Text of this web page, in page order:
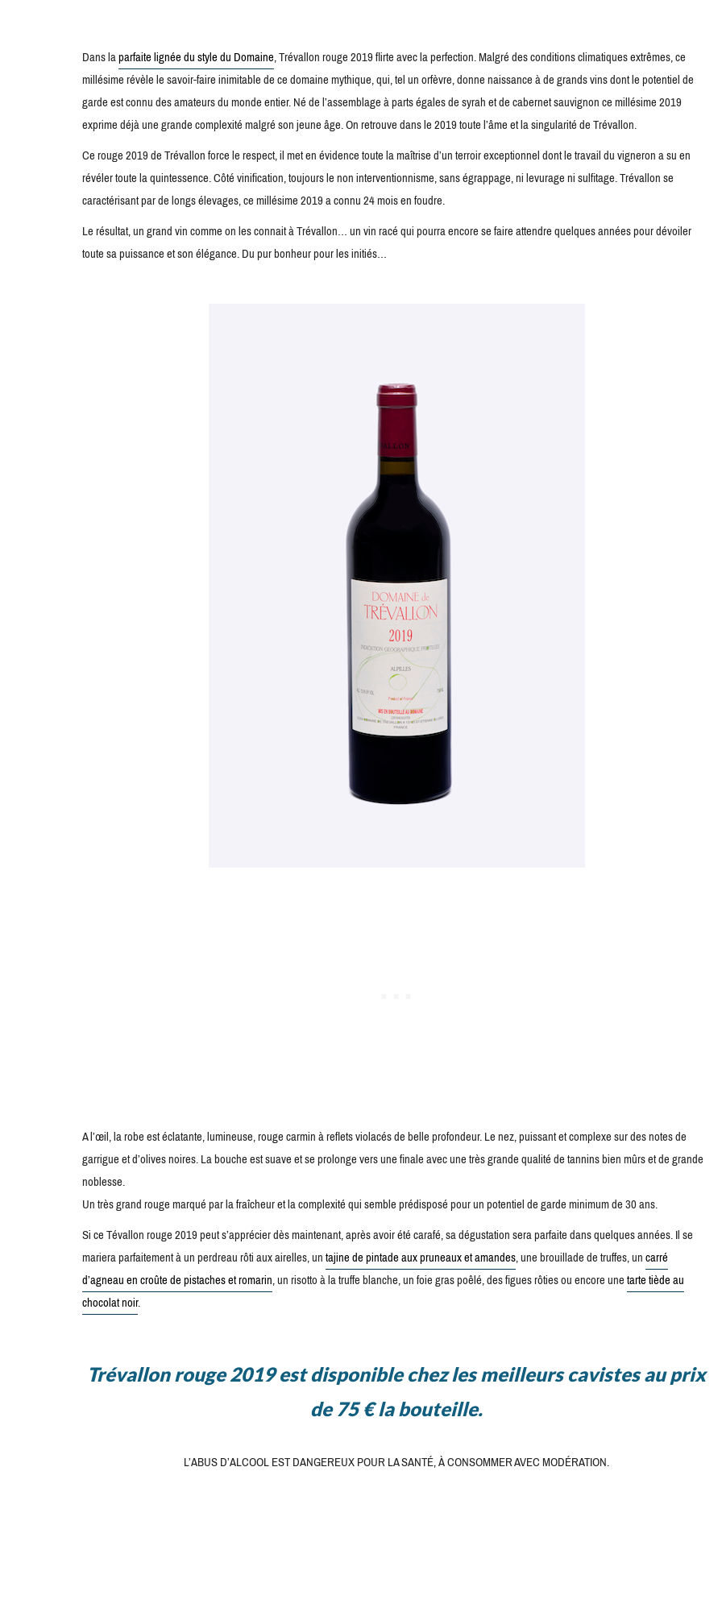
Dans laparfaite lignée du style du Domaine, Trévallon rouge 2019 flirte avec la perfection. Malgré des conditions climatiques extrêmes, ce
millésime révèle le savoir-faire inimitable de ce domaine mythique, qui, tel un orfèvre, donne naissance à de grands vins dont le potentiel de
garde est connu des amateurs du monde entier. Né de l’assemblage à parts égales de syrah et de cabernet sauvignon ce millésime 2019
exprime déjà une grande complexité malgré son jeune âge. On retrouve dans le 2019 toute l’âme et la singularité de Trévallon.
Ce rouge 2019 de Trévallon force le respect, il met en évidence toute la maîtrise d’un terroir exceptionnel dont le travail du vigneron a su en
révéler toute la quintessence. Côté vinification, toujours le non interventionnisme, sans égrappage, ni levurage ni sulfitage. Trévallon se
caractérisant par de longs élevages, ce millésime 2019 a connu 24 mois en foudre.
Le résultat, un grand vin comme on les connait à Trévallon… un vin racé qui pourra encore se faire attendre quelques années pour dévoiler
toute sa puissance et son élégance. Du pur bonheur pour les initiés…
A l’œil, la robe est éclatante, lumineuse, rouge carmin à reflets violacés de belle profondeur. Le nez, puissant et complexe sur des notes de
garrigue et d’olives noires. La bouche est suave et se prolonge vers une finale avec une très grande qualité de tannins bien mûrs et de grande
noblesse.
Un très grand rouge marqué par la fraîcheur et la complexité qui semble prédisposé pour un potentiel de garde minimum de 30 ans.
Si ce Tévallon rouge 2019 peut s’apprécier dès maintenant, après avoir été carafé, sa dégustation sera parfaite dans quelques années. Il se
mariera parfaitement à un perdreau rôti aux airelles, untajine de pintade aux pruneaux et amandes, une brouillade de truffes, uncarré
d’agneau en croûte de pistaches et romarin, un risotto à la truffe blanche, un foie gras poêlé, des figues rôties ou encore unetarte tiède au
chocolat noir.
Trévallon rouge 2019 est disponible chez les meilleurs cavistes au prix
de 75 € la bouteille.
L’ABUS D’ALCOOL EST DANGEREUX POUR LA SANTÉ, À CONSOMMER AVEC MODÉRATION.